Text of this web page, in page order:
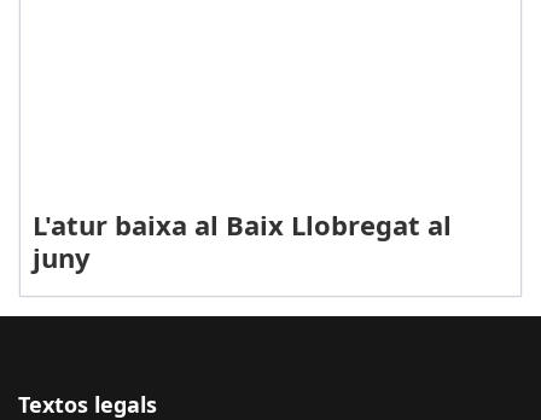
L'atur baixa al Baix Llobregat al
juny
Textos legals